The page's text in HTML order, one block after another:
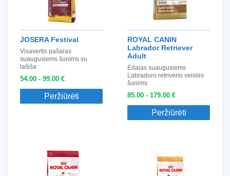
JOSERA Festival
Visavertis pašaras
suaugusiems šunims su
lašiša
54.00 - 99.00 €
Peržiūrėti
ROYAL CANIN
Labrador Retriever
Adult
Ėdalas suaugusiems
Labradoro retriverio veislės
šunims
85.00 - 179.00 €
Peržiūrėti